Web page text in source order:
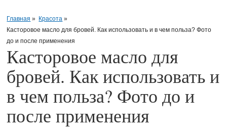
Главная » Красота »
Касторовое масло для бровей. Как использовать и в чем польза? Фото
до и после применения
Касторовое масло для
бровей. Как использовать и
в чем польза? Фото до и
после применения